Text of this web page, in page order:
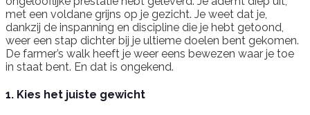
met een voldane grijns op je gezicht. Je weet dat je,
dankzij de inspanning en discipline die je hebt getoond,
weer een stap dichter bij je ultieme doelen bent gekomen.
De farmer’s walk heeft je weer eens bewezen waar je toe
in staat bent. En dat is ongekend.
1. Kies het juiste gewicht